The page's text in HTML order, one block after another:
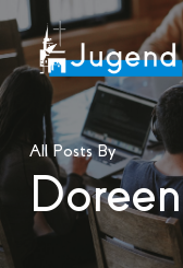
Skip
main
content
All Posts By
Doreen